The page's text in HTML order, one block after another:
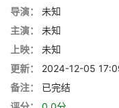
导演：
未知
主演：
未知
上映：
未知
更新：
2024-12-05
备注：
已完结